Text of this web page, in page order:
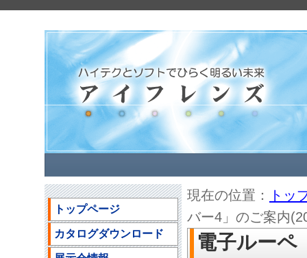
現在の位置：
トッ
バー4」のご案内
電子ルーペ
トップページ
カタログダウンロード